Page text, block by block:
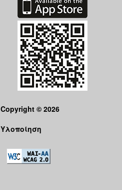
Copyright © 2026
Υλοποίηση